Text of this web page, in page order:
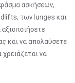
φάσμα ασκήσεων,
των lunges και
και να απολαύσετε
να